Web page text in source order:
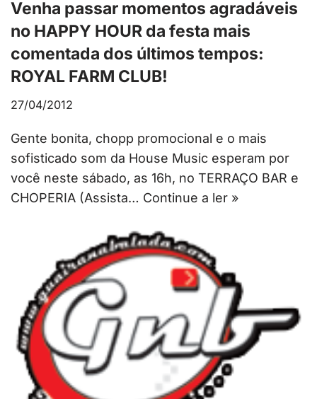
Venha passar momentos agradáveis
no HAPPY HOUR da festa mais
comentada dos últimos tempos:
ROYAL FARM CLUB!
27/04/2012
Gente bonita, chopp promocional e o mais
sofisticado som da House Music esperam por
você neste sábado, as 16h, no TERRAÇO BAR e
CHOPERIA (Assista… Continue a ler »